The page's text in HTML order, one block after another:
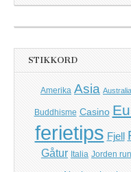
STIKKORD
Amerika Asia Australia
Buddhisme Casino
ferietips Fjell
Gåtur Italia Jorden